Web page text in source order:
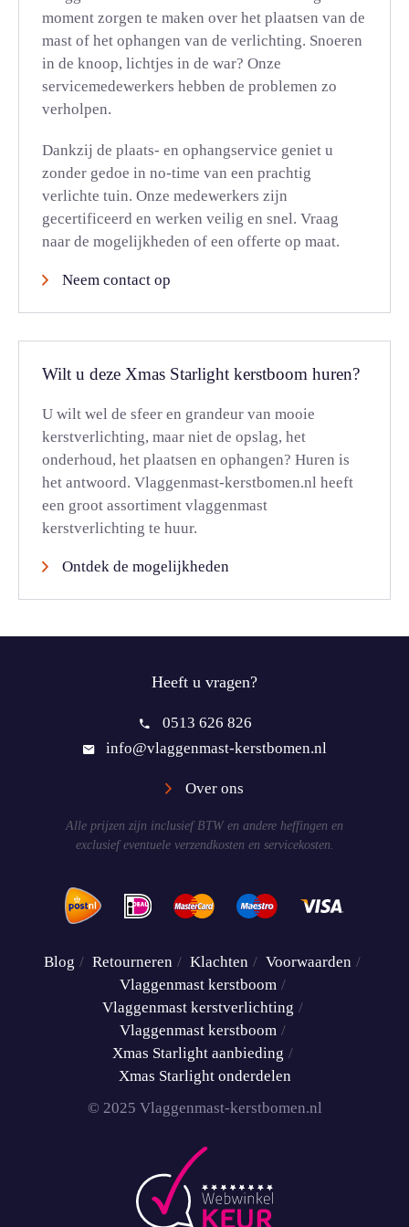
moment zorgen te maken over het plaatsen van de
mast of het ophangen van de verlichting. Snoeren
in de knoop, lichtjes in de war? Onze
servicemedewerkers hebben de problemen zo
verholpen.
Dankzij de plaats- en ophangservice geniet u
zonder gedoe in no-time van een prachtig
verlichte tuin. Onze medewerkers zijn
gecertificeerd en werken veilig en snel. Vraag
naar de mogelijkheden of een offerte op maat.
Neem contact op
Wilt u deze Xmas Starlight kerstboom huren?
U wilt wel de sfeer en grandeur van mooie
kerstverlichting, maar niet de opslag, het
onderhoud, het plaatsen en ophangen? Huren is
het antwoord. Vlaggenmast-kerstbomen.nl heeft
een groot assortiment vlaggenmast
kerstverlichting te huur.
Ontdek de mogelijkheden
Heeft u vragen?
0513 626 826
info@vlaggenmast-kerstbomen.nl
Over ons
Alle prijzen zijn inclusief BTW en andere heffingen en
exclusief eventuele verzendkosten en servicekosten.
Blog Retourneren Klachten
Voorwaarden
Vlaggenmast kerstboom
Vlaggenmast kerstverlichting
Vlaggenmast kerstboom
Xmas Starlight aanbieding
Xmas Starlight onderdelen
© 2025 Vlaggenmast-kerstbomen.nl